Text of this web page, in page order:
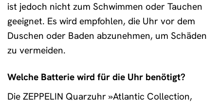
ist jedoch nicht zum Schwimmen oder Tauchen
geeignet. Es wird empfohlen, die Uhr vor dem
Duschen oder Baden abzunehmen, um Schäden
zu vermeiden.
Welche Batterie wird für die Uhr benötigt?
Die ZEPPELIN Quarzuhr »Atlantic Collection,